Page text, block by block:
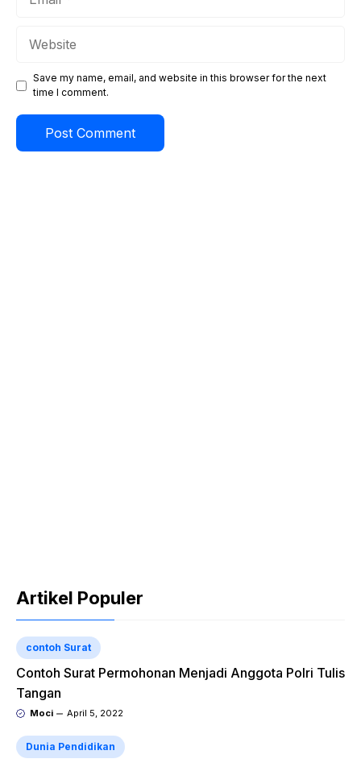
Save my name, email, and website in this browser for the next
time I comment.
Artikel Populer
contoh Surat
Contoh Surat Permohonan Menjadi Anggota Polri Tulis
Tangan
Moci April 5, 2022
Dunia Pendidikan